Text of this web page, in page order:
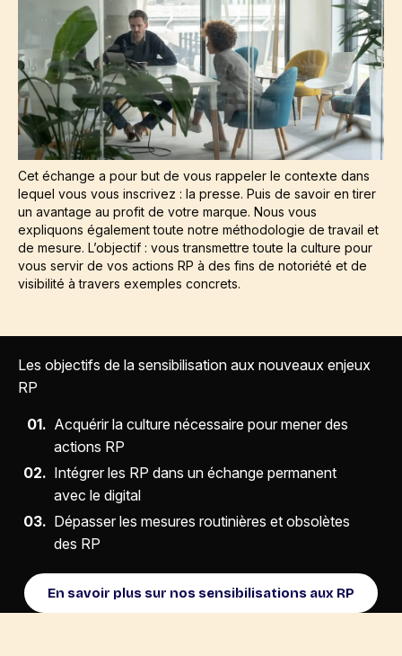
Cet échange a pour but de vous rappeler le contexte dans
lequel vous vous inscrivez : la presse. Puis de savoir en tirer
un avantage au profit de votre marque. Nous vous
expliquons également toute notre méthodologie de travail et
de mesure. L’objectif : vous transmettre toute la culture pour
vous servir de vos actions RP à des fins de notoriété et de
visibilité à travers exemples concrets.
Les objectifs de la sensibilisation aux nouveaux enjeux
RP
Acquérir la culture nécessaire pour mener des
actions RP
Intégrer les RP dans un échange permanent
avec le digital
Dépasser les mesures routinières et obsolètes
des RP
En savoir plus sur nos sensibilisations aux RP